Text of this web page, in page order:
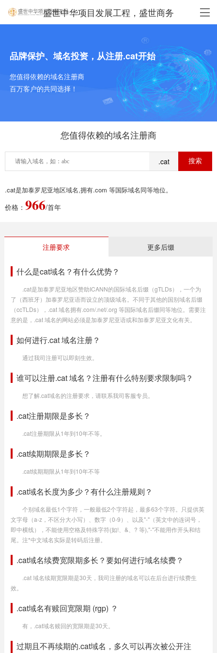
盛世中华项目发展工程，盛世商务
品牌保护、域名投资，从注册.cat开始
您值得依赖的域名注册商
百万客户的共同选择！
您值得依赖的域名注册商
.cat
.cat是加泰罗尼亚地区域名,拥有.com 等国际域名同等地位。
价格： 966/首年
注册要求 更多后缀
什么是cat域名？有什么优势？
.cat是加泰罗尼亚地区赞助ICANN的国际域名后缀（gTLDs），一个为
了（西班牙）加泰罗尼亚语而设立的顶级域名。不同于其他的国别域名后缀
（ccTLDs），.cat 域名拥有.com/.net/.org 等国际域名后缀同等地位。需要注
意的是，.cat 域名的网站必须是加泰罗尼亚语或和加泰罗尼亚文化有关。
如何进行.cat 域名注册？
通过我司注册可以即刻生效。
谁可以注册.cat 域名？注册有什么特别要求限制吗？
想了解.cat域名的注册要求，请联系我司客服专员。
.cat注册期限是多长？
.cat注册期限从1年到10年不等。
.cat续期期限是多长？
.cat续期期限从1年到10年不等
.cat域名长度为多少？有什么注册规则？
个别域名最低1个字符，一般最低2个字符起，最多63个字符。只提供英
文字母（a-z，不区分大小写）、数字（0-9）、以及"-"（英文中的连词号，
即中横线），不能使用空格及特殊字符(如!、&、? 等),"-"不能用作开头和结
尾。注*中文域名实际是转码后注册。
.cat域名续费宽限期多长？要如何进行域名续费？
.cat 域名续期宽限期是30天，我司注册的域名可以在后台进行续费生
效。
.cat域名有赎回宽限期 (rgp) ？
有，.cat域名赎回的宽限期是30天。
过期且不再续期的.cat域名，多久可以再次被公开注